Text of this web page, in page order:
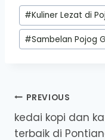
Post
Tags:
#Kuliner Lezat di
#Sambelan Pojog
Post
navigation
PREVIOUS
kedai kopi dan
terbaik di